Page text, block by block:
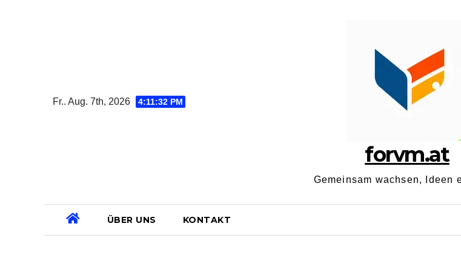
Fr.. Aug. 7th, 2026 4:11:33 PM
forvm.at
Gemeinsam wachsen, Ideen
ÜBER UNS KONTAKT